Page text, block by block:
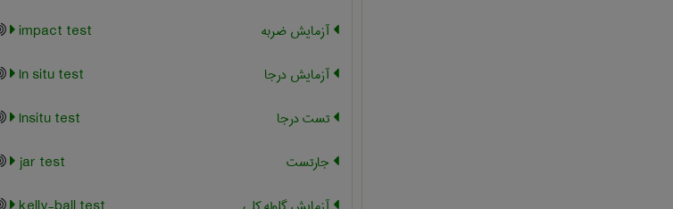
آزمایش ضربه
impact test
آزمایش درجا
In situ test
تست درجا
Insitu test
جارتست
jar test